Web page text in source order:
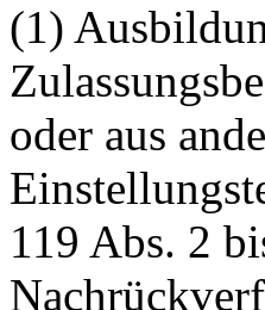
(1)
oder aus
119 Abs. 2